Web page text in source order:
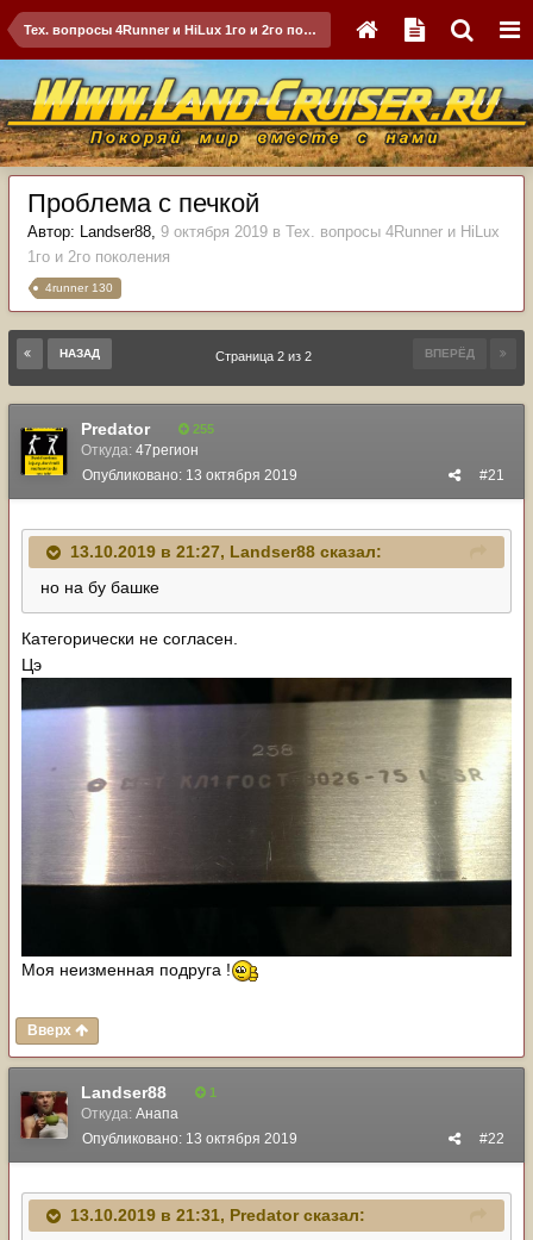
Тех. вопросы 4Runner и HiLux 1го и 2го поколения
Проблема с печкой
Автор: Landser88, 9 октября 2019 в Тех. вопросы 4Runner и HiLux
1го и 2го поколения
4runner 130
НАЗАД ВПЕРЁД
Страница 2 из 2
Predator 255
Откуда: 47регион
#21
Опубликовано: 13 октября 2019
13.10.2019 в 21:27, Landser88 сказал:
но на бу башке
Категорически не согласен.
Цэ
Моя неизменная подруга !
Вверх
Landser88 1
Откуда: Анапа
#22
Опубликовано: 13 октября 2019
13.10.2019 в 21:31, Predatorсказал: